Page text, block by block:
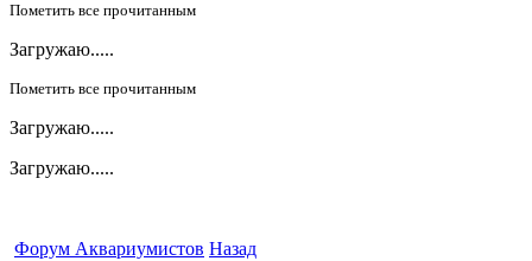
Пометить все прочитанным
Загружаю.....
Пометить все прочитанным
Загружаю.....
Загружаю.....
Форум Аквариумистов Назад